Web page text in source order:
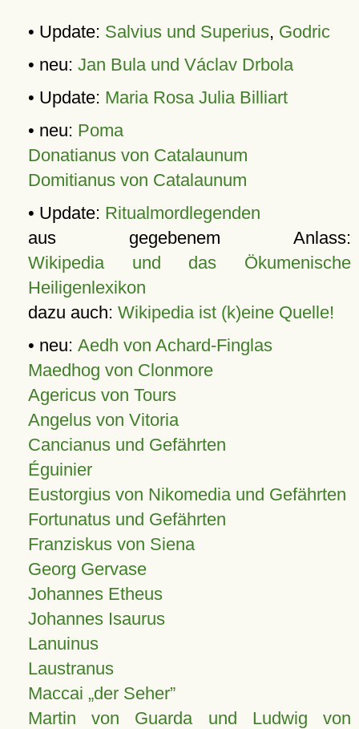
• Update: Salvius und Superius, Godric
• neu: Jan Bula und Václav Drbola
• Update: Maria Rosa Julia Billiart
• neu: Poma
Donatianus von Catalaunum
Domitianus von Catalaunum
• Update: Ritualmordlegenden
aus gegebenem Anlass:
Wikipedia und das Ökumenische
Heiligenlexikon
dazu auch: Wikipedia ist (k)eine Quelle!
• neu: Aedh von Achard-Finglas
Maedhog von Clonmore
Agericus von Tours
Angelus von Vitoria
Cancianus und Gefährten
Éguinier
Eustorgius von Nikomedia und Gefährten
Fortunatus und Gefährten
Franziskus von Siena
Georg Gervase
Johannes Etheus
Johannes Isaurus
Lanuinus
Laustranus
Maccai „der Seher”
Martin von Guarda und Ludwig von